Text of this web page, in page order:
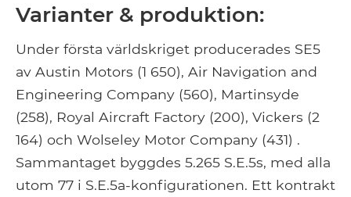
Varianter & produktion:
Under första världskriget producerades SE5
av Austin Motors (1 650), Air Navigation and
Engineering Company (560), Martinsyde
(258), Royal Aircraft Factory (200), Vickers (2
164) och Wolseley Motor Company (431) .
Sammantaget byggdes 5.265 S.E.5s, med alla
utom 77 i S.E.5a-konfigurationen. Ett kontrakt